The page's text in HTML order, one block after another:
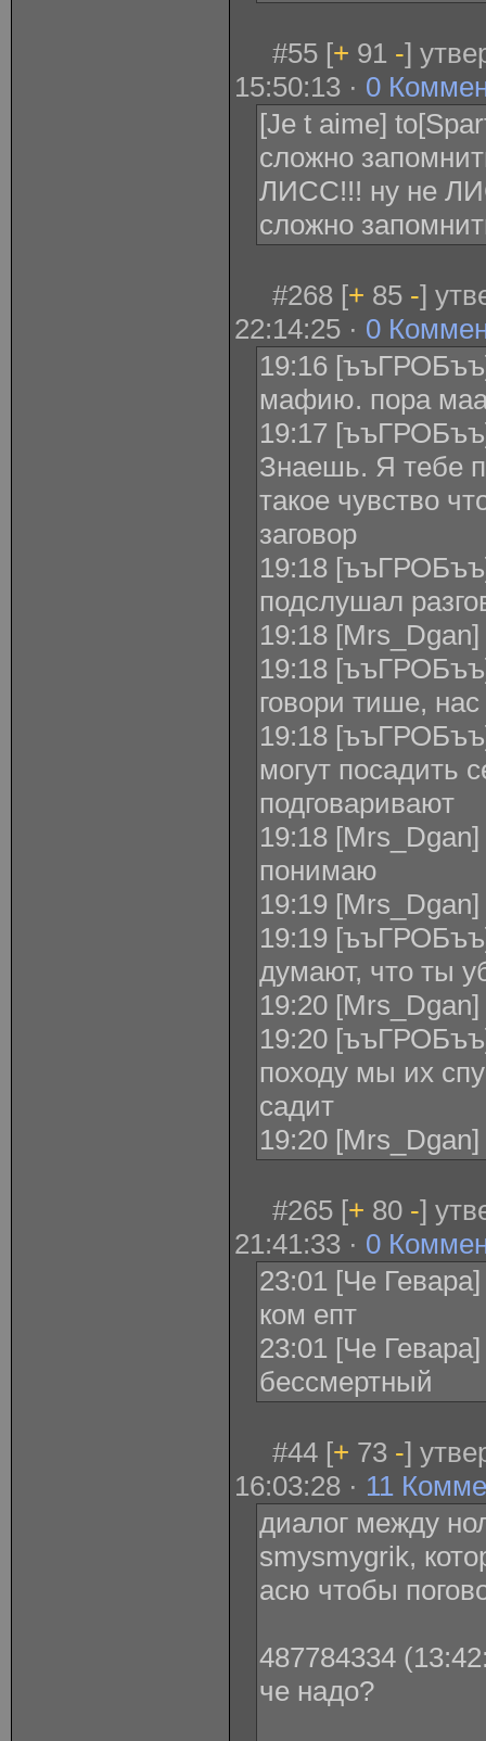
#55 [+ 91 -]
15:50:13 · 0
[Je t aime]
сложно
ЛИСС!!! ну не
сложно
#268 [+ 85 -]
22:14:25 · 0
19:16
мафию. пора
19:17
Знаешь. Я тебе
такое чувство
заговор
19:18
подслушал
19:18
19:18
говори тише,
19:18
могут посадить
подговаривают
19:18
понимаю
19:19
19:19
думают, что ты
19:20
19:20
походу мы их
садит
19:20
#265 [+ 80 -]
21:41:33 · 0
23:01 [Че
ком епт
23:01 [Че
бессмертный
#44 [+ 73 -]
16:03:28 · 11
диалог между
smysmygrik,
асю чтобы
487784334
че надо?